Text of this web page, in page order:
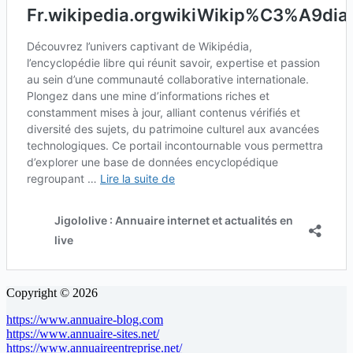
Copyright © 2026
https://www.annuaire-blog.com
https://www.annuaire-sites.net/
https://www.annuaireentreprise.net/